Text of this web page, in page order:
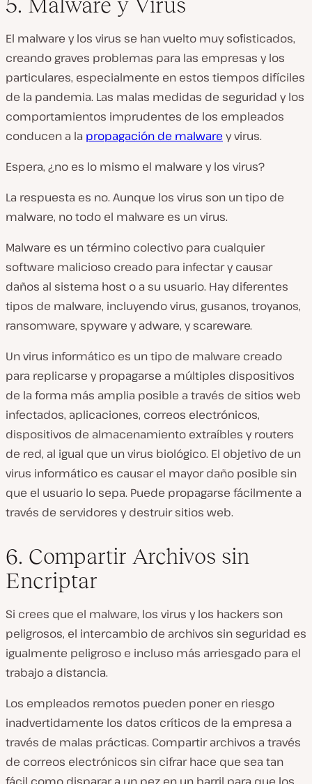
El malware y los virus se han vuelto muy sofisticados,
creando graves problemas para las empresas y los
particulares, especialmente en estos tiempos difíciles
de la pandemia. Las malas medidas de seguridad y los
comportamientos imprudentes de los empleados
conducen a la propagación de malware y virus.
Espera, ¿no es lo mismo el malware y los virus?
La respuesta es no. Aunque los virus son un tipo de
malware, no todo el malware es un virus.
Malware es un término colectivo para cualquier
software malicioso creado para infectar y causar
daños al sistema host o a su usuario. Hay diferentes
tipos de malware, incluyendo virus, gusanos, troyanos,
ransomware, spyware y adware, y scareware.
Un virus informático es un tipo de malware creado
para replicarse y propagarse a múltiples dispositivos
de la forma más amplia posible a través de sitios web
infectados, aplicaciones, correos electrónicos,
dispositivos de almacenamiento extraíbles y routers
de red, al igual que un virus biológico. El objetivo de un
virus informático es causar el mayor daño posible sin
que el usuario lo sepa. Puede propagarse fácilmente a
través de servidores y destruir sitios web.
6. Compartir Archivos sin
Encriptar
Si crees que el malware, los virus y los hackers son
peligrosos, el intercambio de archivos sin seguridad es
igualmente peligroso e incluso más arriesgado para el
trabajo a distancia.
Los empleados remotos pueden poner en riesgo
inadvertidamente los datos críticos de la empresa a
través de malas prácticas. Compartir archivos a través
de correos electrónicos sin cifrar hace que sea tan